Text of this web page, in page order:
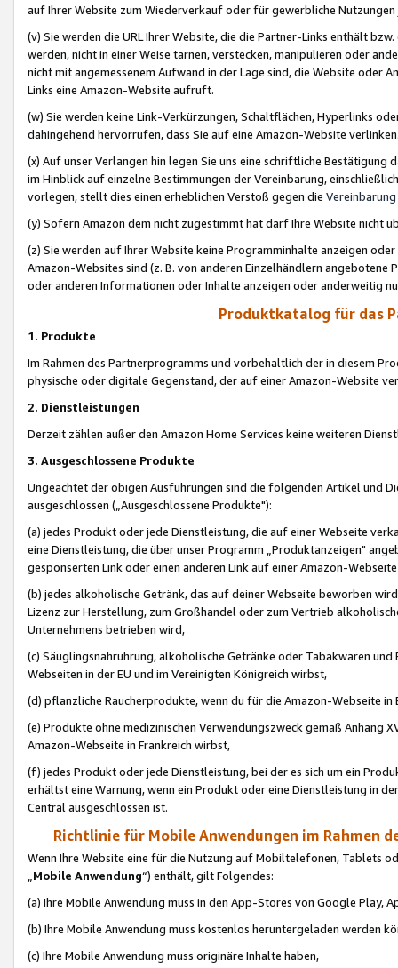
auf Ihrer Website zum Wiederverkauf oder für gewerbliche
(v) Sie werden die URL Ihrer Website, die die Partner-Links enthält
werden, nicht in einer Weise tarnen, verstecken, manipulieren oder
nicht mit angemessenem Aufwand in der Lage sind, die Website oder
Links eine Amazon-Website aufruft.
(w) Sie werden keine Link-Verkürzungen, Schaltflächen, Hyperlinks
dahingehend hervorrufen, dass Sie auf eine Amazon-Website
(x) Auf unser Verlangen hin legen Sie uns eine schriftliche
im Hinblick auf einzelne Bestimmungen der Vereinbarung,
vorlegen, stellt dies einen erheblichen Verstoß gegen die Vereinbarung
(y) Sofern Amazon dem nicht zugestimmt hat darf Ihre Website nicht
(z) Sie werden auf Ihrer Website keine Programminhalte anzeigen
Amazon-Websites sind (z. B. von anderen Einzelhändlern
oder anderen Informationen oder Inhalte anzeigen oder anderweitig
Produktkatalog für das
1. Produkte
Im Rahmen des Partnerprogramms und vorbehaltlich der in diesem
physische oder digitale Gegenstand, der auf einer Amazon-Website
2. Dienstleistungen
Derzeit zählen außer den Amazon Home Services keine weiteren
3. Ausgeschlossene Produkte
Ungeachtet der obigen Ausführungen sind die folgenden Artikel und
ausgeschlossen („Ausgeschlossene Produkte"):
(a) jedes Produkt oder jede Dienstleistung, die auf einer Webseite
eine Dienstleistung, die über unser Programm „Produktanzeigen"
gesponserten Link oder einen anderen Link auf einer Amazon-
(b) jedes alkoholische Getränk, das auf deiner Webseite beworben
Lizenz zur Herstellung, zum Großhandel oder zum Vertrieb
Unternehmens betrieben wird,
(c) Säuglingsnahruhrung, alkoholische Getränke oder Tabakwaren
Webseiten in der EU und im Vereinigten Königreich wirbst,
(d) pflanzliche Raucherprodukte, wenn du für die Amazon-Webseite in
(e) Produkte ohne medizinischen Verwendungszweck gemäß Anhang
Amazon-Webseite in Frankreich wirbst,
(f) jedes Produkt oder jede Dienstleistung, bei der es sich um ein
erhältst eine Warnung, wenn ein Produkt oder eine Dienstleistung in
Central ausgeschlossen ist.
Richtlinie für Mobile Anwendungen im Rahmen
Wenn Ihre Website eine für die Nutzung auf Mobiltelefonen, Tablets
„Mobile Anwendung“) enthält, gilt Folgendes:
(a) Ihre Mobile Anwendung muss in den App-Stores von Google Play,
(b) Ihre Mobile Anwendung muss kostenlos heruntergeladen werden
(c) Ihre Mobile Anwendung muss originäre Inhalte haben,